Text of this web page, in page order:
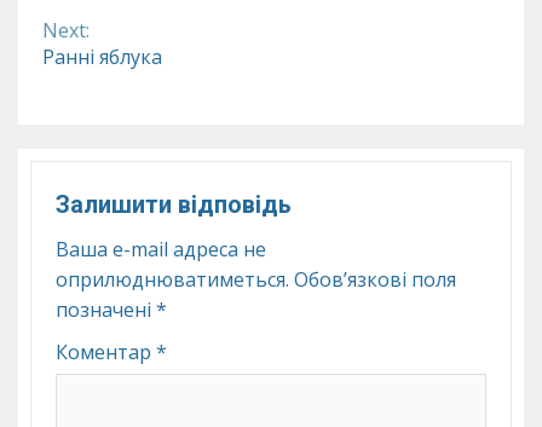
Reading
Next:
Ранні яблука
Залишити відповідь
Ваша e-mail адреса не
оприлюднюватиметься. Обов’язкові поля
позначені *
Коментар *